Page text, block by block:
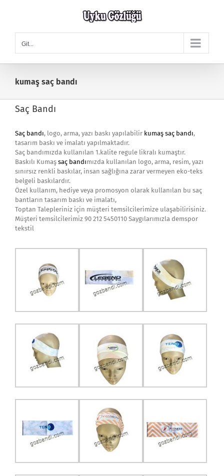
Git...
kumaş saç bandı
Saç Bandı
Saç bandı, logo, arma, yazı baskı yapılabilir kumaş saç bandı,
tasarım baskı ve imalatı yapılmaktadır.
Saç bandımızda kullanılan 1.kalite regule likralı kumaştır.
Baskılı Kumaş saç bandımızda kullanılan logo, arma, resim, yazı
sınırsız renkli baskılar, insan sağlığına zarar vermeyen eko-teks
belgeli baskılardır.
Özel kullanım, hediye veya promosyon olarak kullanılan bu saç
bantların tasarım baskı ve imalatı,
Toptan Talepleriniz için müşteri temsilcilerimize ulaşabilirisiniz.
Müşteri temsilcilerimiz 90 212 5450110 Saygılarımızla demspor
tekstil